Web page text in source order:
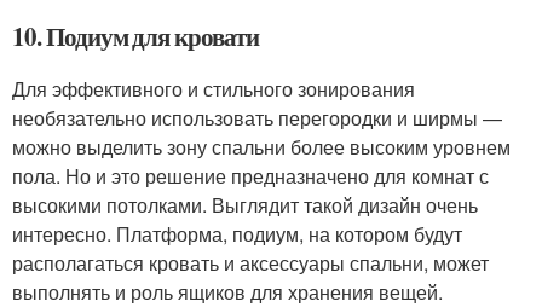
10. Подиум для кровати
Для эффективного и стильного зонирования
необязательно использовать перегородки и ширмы —
можно выделить зону спальни более высоким уровнем
пола. Но и это решение предназначено для комнат с
высокими потолками. Выглядит такой дизайн очень
интересно. Платформа, подиум, на котором будут
располагаться кровать и аксессуары спальни, может
выполнять и роль ящиков для хранения вещей.